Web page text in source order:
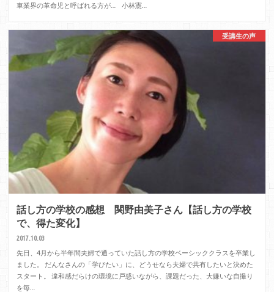
車業界の革命児と呼ばれる方が… 小林憲…
受講生の声
話し方の学校の感想 関野由美子さん【話し方の学校
で、得た変化】
2017.10.03
先日、4月から半年間夫婦で通っていた話し方の学校ベーシッククラスを卒業し
ました。 だんなさんの「学びたい」に、どうせなら夫婦で共有したいと決めた
スタート。 違和感だらけの環境に戸惑いながら、課題だった、大嫌いな自撮り
を毎…